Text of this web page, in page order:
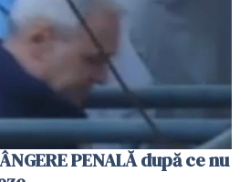
PENALĂ după ce nu